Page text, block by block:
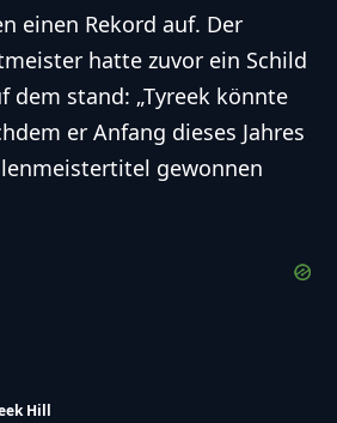
einen Rekord auf. Der
hatte zuvor ein Schild
dem stand: „Tyreek könnte
er Anfang dieses Jahres
gewonnen
Hill